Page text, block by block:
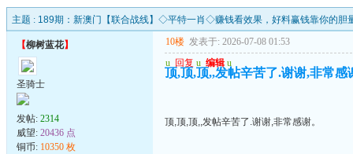
主题 : 189期：新澳门【联合战线】◇平特一肖◇赚钱看效果，好料赢钱靠你的胆
【柳树蓝花】
圣骑士
发帖: 2314
威望: 20436 点
铜币: 10350 枚
10楼 发表于: 2026-07-08 01:53
u 回复 u 编辑 u
顶,顶,顶,,发帖辛苦了.谢谢,非常感
顶,顶,顶,,发帖辛苦了.谢谢,非常感谢。